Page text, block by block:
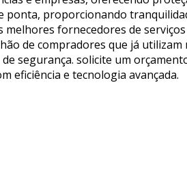
proporcionando
fornecedores de
de compradores que já
segurança. solicite um
eficiência e tecnologia avançada.